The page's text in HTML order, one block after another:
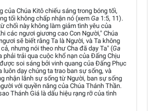
của Chúa Kitô chiếu sáng trong bóng tối,
tối không chấp nhận nó (xem Ga 1:5, 11).
chối này không làm giảm tình yêu của
các ngươi giương cao Con Người," Chúa
sẽ biết rằng Ta là Người, và Ta không
nhưng nói theo như Cha đã dạy Ta" (Ga
phải trải qua cuộc khổ nạn của Đấng Chịu
soi sáng bởi vinh quang của Đấng Phục
luôn dạy chúng ta trao ban sự sống, và
nhận lãnh sự sống từ Người, ban sự sống
với quyền năng của Chúa Thánh Thần.
Thánh Giá là dấu hiệu rạng rỡ của tình